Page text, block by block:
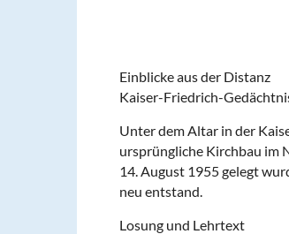
Einblicke aus der Distanz
Kaiser-Friedrich-
Unter dem Altar in der
ursprüngliche Kirchbau im
14. August 1955 gelegt
neu entstand.
Losung und Lehrtext